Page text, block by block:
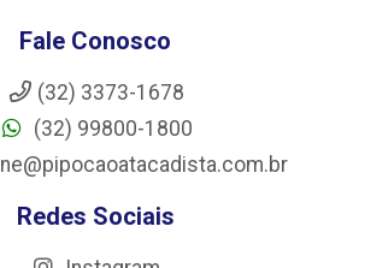
Fale Conosco
(32) 3373-1678
(32) 99800-1800
Redes Sociais